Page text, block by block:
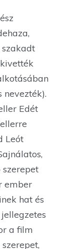
nevezték).
Edét
Leót
ember
hat és
a film